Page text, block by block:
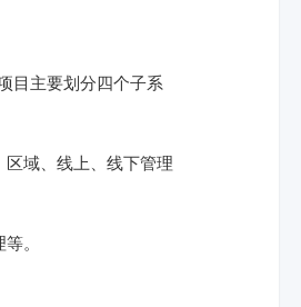
目主要划分四个子系
域、线上、线下管理
。